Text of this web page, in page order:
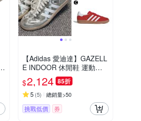
【Adidas 愛迪達】GAZELL
E INDOOR 休閒鞋 運動鞋
女 A-IF1808 B-JR0035 C-JI
2063
$2,124 85折
5 (5) 總銷量>50
挑戰低價 券